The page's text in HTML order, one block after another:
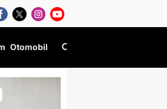
Otomobil